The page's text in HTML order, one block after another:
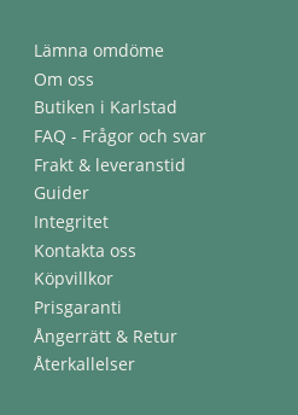
Lämna omdöme
Om oss
Butiken i Karlstad
FAQ - Frågor och svar
Frakt & leveranstid
Guider
Integritet
Kontakta oss
Köpvillkor
Prisgaranti
Ångerrätt & Retur
Återkallelser